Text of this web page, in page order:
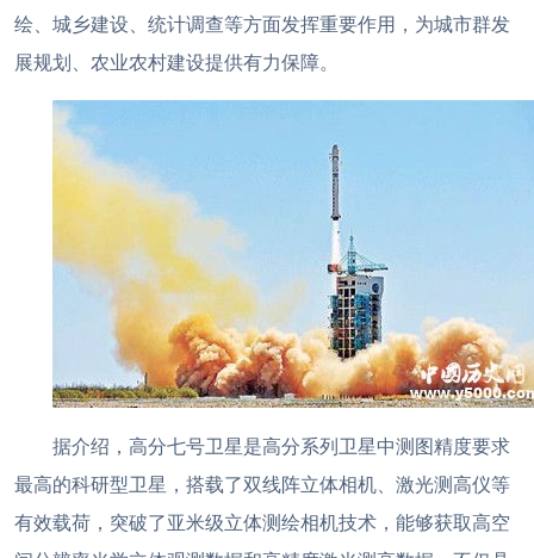
绘、城乡建设、统计调查等方面发挥重要作用，为城市群发
展规划、农业农村建设提供有力保障。
据介绍，高分七号卫星是高分系列卫星中测图精度要求
最高的科研型卫星，搭载了双线阵立体相机、激光测高仪等
有效载荷，突破了亚米级立体测绘相机技术，能够获取高空